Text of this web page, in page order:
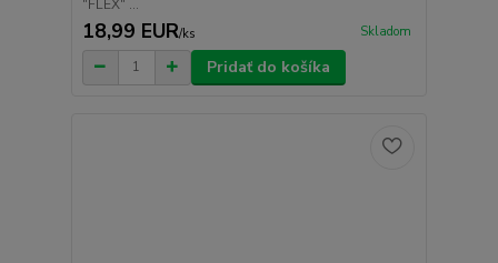
"FLEX" ...
18,99 EUR/ks Skladom
Pridať do košíka